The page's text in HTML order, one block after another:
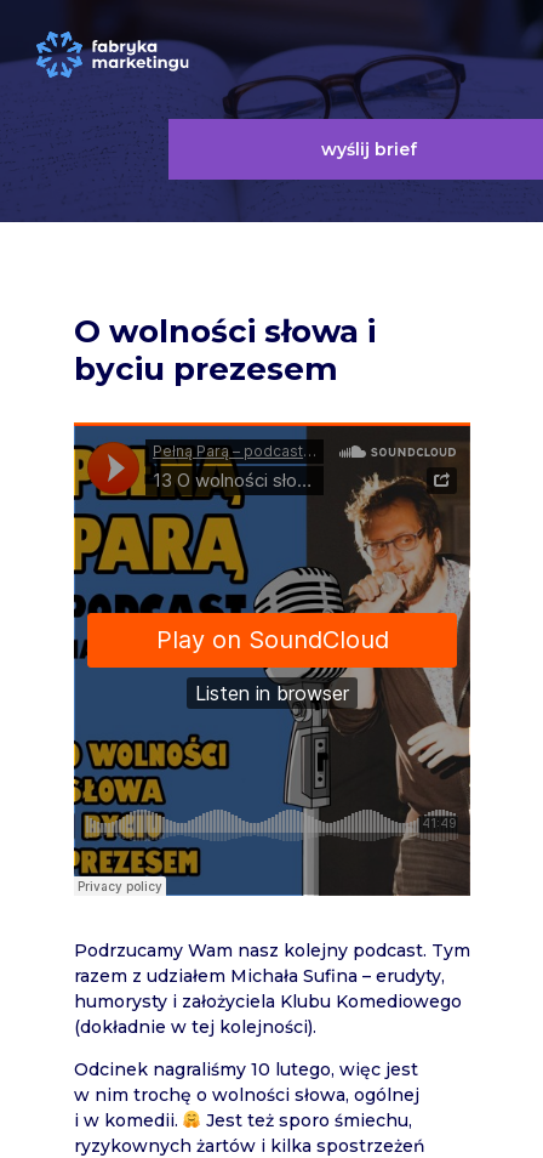
wyślij brief
O wolności słowa i
byciu prezesem
Podrzucamy Wam nasz kolejny podcast. Tym
razem z udziałem Michała Sufina – erudyty,
humorysty i założyciela Klubu Komediowego
(dokładnie w tej kolejności).
Odcinek nagraliśmy 10 lutego, więc jest
w nim trochę o wolności słowa, ogólnej
i w komedii.
Jest też sporo śmiechu,
ryzykownych żartów i kilka spostrzeżeń